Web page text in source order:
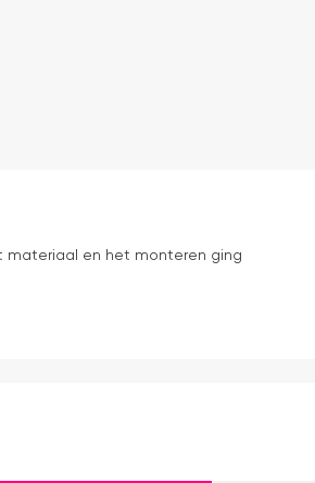
materiaal en het monteren ging